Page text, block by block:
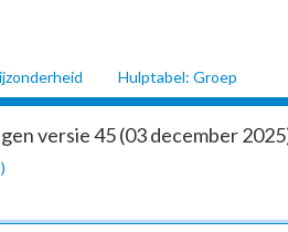
Hulptabel: Groep
versie 45 (03 december